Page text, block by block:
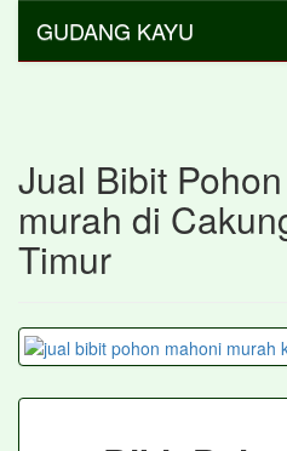
GUDANG KAYU
Jual Bibit
murah di
Timur